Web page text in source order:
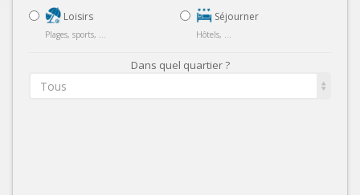
Loisirs
Plages, sports, ...
Séjourner
Hôtels, ...
Dans quel quartier ?
Tous